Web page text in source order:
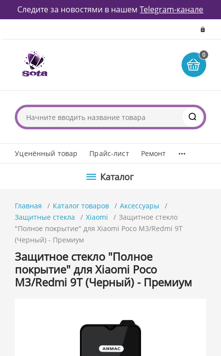
Следите за новостями в нашемTelegram-канале
0
Уценённый товар Прайс-лист Ремонт ...
Каталог
Главная Каталог товаров
Аксессуары
Защитные стекла
Xiaomi
Защитное стекло
"Полное покрытие" для Xiaomi Poco M3/Redmi 9T
(Черный) - Премиум
Защитное стекло "Полное
покрытие" для Xiaomi Poco
M3/Redmi 9T (Черный) - Премиум